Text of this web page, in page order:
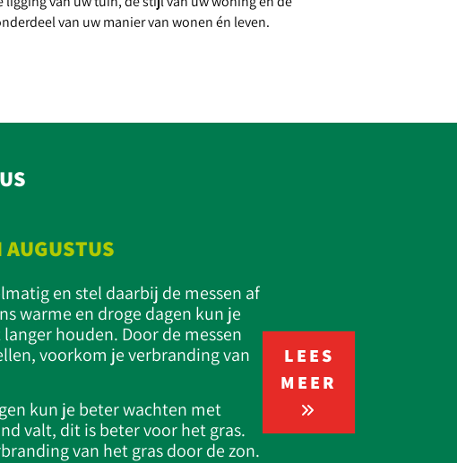
van uw manier van wonen én leven.
AUGUSTUS
en stel daarbij de messen af
warme en droge dagen kun je
houden. Door de messen
voorkom je verbranding van
kun je beter wachten met
valt, dit is beter voor het gras.
van het gras door de zon.
LEES
MEER